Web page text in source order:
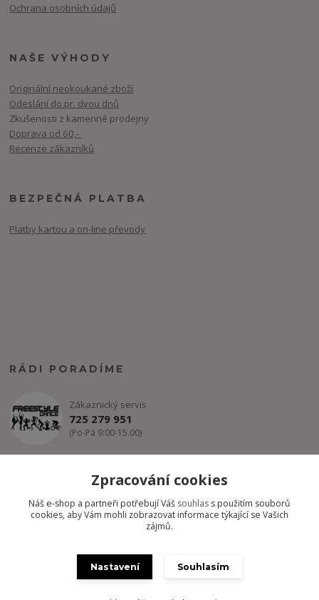
Ochrana osobních údajů
NAŠE VÝHODY
Originální neokoukané zboží
Odeslání do pr. dvou dnů
Zkušenosti z kamenné prodejny
Doprava od 60,-
Recenze zákazníků
BEZPEČNÁ PLATBA
Platby kartou a on-line převody
RÁDI PORADÍME
Zákaznický servis
725 279 951
(Po-Pá 9:00-15.00)
Copyright @ FREESTYLE-DANCE.CZ 2012-2024 - Všechny práva
Zpracování cookies
Náš e-shop a partneři potřebují Váš souhlas s použitím souborů
cookies, aby Vám mohli zobrazovat informace týkající se Vašich
zájmů.
Nastavení Souhlasím